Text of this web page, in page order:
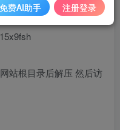
站根目录后解压 然后访
免费AI助手 注册登录